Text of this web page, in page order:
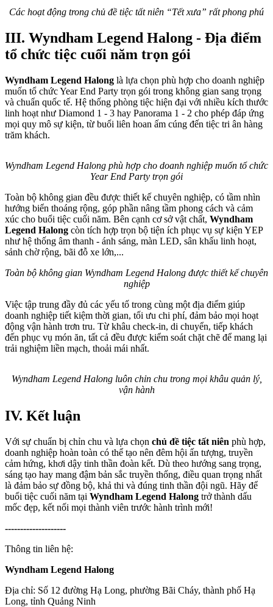
Các hoạt động trong chủ đề tiệc tất niên “Tết xưa” rất phong phú
III. Wyndham Legend Halong - Địa điểm
tổ chức tiệc cuối năm trọn gói
Wyndham Legend Halong là lựa chọn phù hợp cho doanh nghiệp
muốn tổ chức Year End Party trọn gói trong không gian sang trọng
và chuẩn quốc tế. Hệ thống phòng tiệc hiện đại với nhiều kích thước
linh hoạt như Diamond 1 - 3 hay Panorama 1 - 2 cho phép đáp ứng
mọi quy mô sự kiện, từ buổi liên hoan ấm cúng đến tiệc tri ân hàng
trăm khách.
Wyndham Legend Halong phù hợp cho doanh nghiệp muốn tổ chức
Year End Party trọn gói
Toàn bộ không gian đều được thiết kế chuyên nghiệp, có tầm nhìn
hướng biển thoáng rộng, góp phần nâng tầm phong cách và cảm
xúc cho buổi tiệc cuối năm. Bên cạnh cơ sở vật chất, Wyndham
Legend Halong còn tích hợp trọn bộ tiện ích phục vụ sự kiện YEP
như hệ thống âm thanh - ánh sáng, màn LED, sân khấu linh hoạt,
sảnh chờ rộng, bãi đỗ xe lớn,...
Toàn bộ không gian Wyndham Legend Halong được thiết kế chuyên
nghiệp
Việc tập trung đầy đủ các yếu tố trong cùng một địa điểm giúp
doanh nghiệp tiết kiệm thời gian, tối ưu chi phí, đảm bảo mọi hoạt
động vận hành trơn tru. Từ khâu check-in, di chuyển, tiếp khách
đến phục vụ món ăn, tất cả đều được kiểm soát chặt chẽ để mang lại
trải nghiệm liền mạch, thoải mái nhất.
Wyndham Legend Halong luôn chỉn chu trong mọi khâu quản lý,
vận hành
IV. Kết luận
Với sự chuẩn bị chỉn chu và lựa chọn chủ đề tiệc tất niên phù hợp,
doanh nghiệp hoàn toàn có thể tạo nên đêm hội ấn tượng, truyền
cảm hứng, khơi dậy tinh thần đoàn kết. Dù theo hướng sang trọng,
sáng tạo hay mang đậm bản sắc truyền thống, điều quan trọng nhất
là đảm bảo sự đồng bộ, khả thi và đúng tinh thần đội ngũ. Hãy để
buổi tiệc cuối năm tại Wyndham Legend Halong trở thành dấu
mốc đẹp, kết nối mọi thành viên trước hành trình mới!
--------------------
Thông tin liên hệ:
Wyndham Legend Halong
Địa chỉ: Số 12 đường Hạ Long, phường Bãi Cháy, thành phố Hạ
Long, tỉnh Quảng Ninh